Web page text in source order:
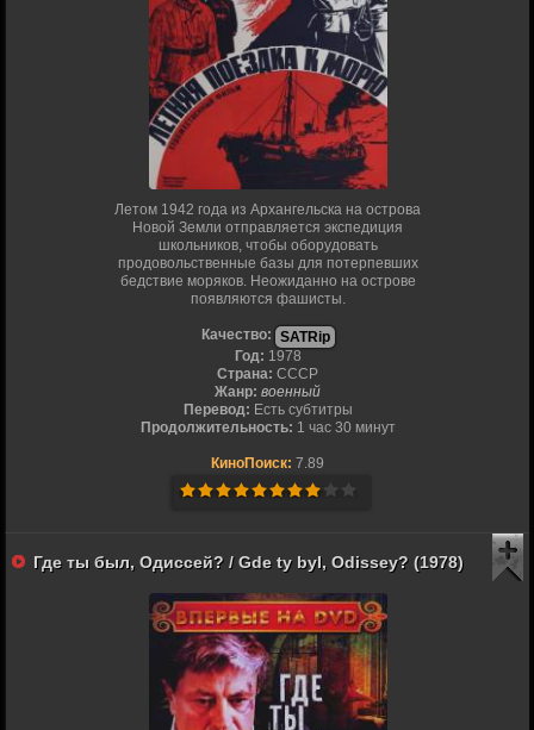
Летом 1942 года из Архангельска на острова
Новой Земли отправляется экспедиция
школьников, чтобы оборудовать
продовольственные базы для потерпевших
бедствие моряков. Неожиданно на острове
появляются фашисты.
Качество: SATRip
Год: 1978
Страна: СССР
Жанр: военный
Перевод: Есть субтитры
Продолжительность: 1 час 30 минут
КиноПоиск: 7.89
Где ты был, Одиссей? / Gde ty byl, Odissey? (1978)